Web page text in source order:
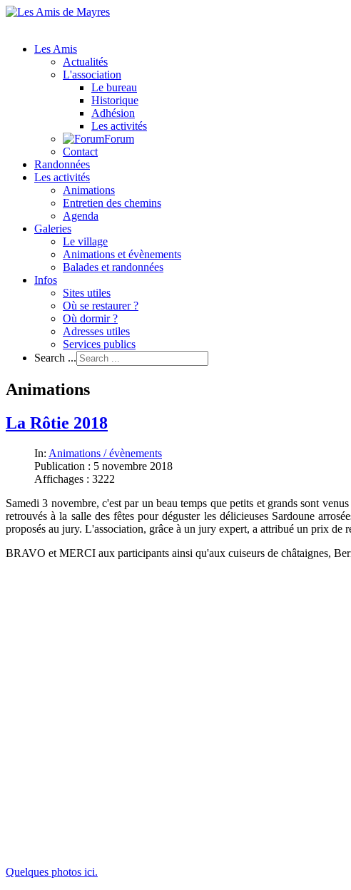
Les Amis
Actualités
L'association
Le bureau
Historique
Adhésion
Les activités
Forum
Contact
Randonnées
Les activités
Animations
Entretien des chemins
Agenda
Galeries
Le village
Animations et évènements
Balades et randonnées
Infos
Sites utiles
Où se restaurer ?
Où dormir ?
Adresses utiles
Services publics
Search ...
Animations
La Rôtie 2018
In: Animations / évènements
Publication : 5 novembre 2018
Affichages : 3222
Samedi 3 novembre, c'est par un beau temps que petits et grands sont
retrouvés à la salle des fêtes pour déguster les délicieuses Sardoune
proposés au jury. L'association, grâce à un jury expert, a attribué un prix de
BRAVO et MERCI aux participants ainsi qu'aux cuiseurs de châtaignes,
Quelques photos ici.